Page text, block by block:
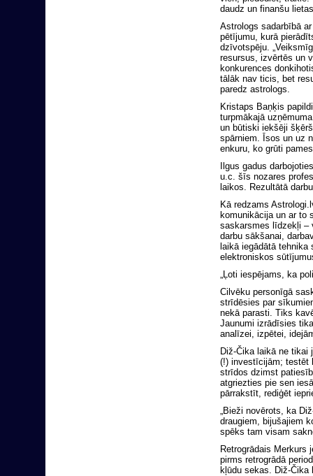
daudz un finanšu
Astrologs sadarbībā
pētījumu, kurā
dzīvotspēju.
resursus, izvērtēs un
konkurences
tālāk nav ticis, bet
paredz astrologs.
Kristaps Baņķis
turpmākajā
un būtiski iekšēji
spārniem. Īsos un uz
enkuru, ko grūti
Ilgus gadus
u.c. šīs nozares
laikos. Rezultātā
Kā redzams
komunikācija un ar to
saskarsmes līdzekļi –
darbu sākšanai,
laikā iegādātā
elektroniskos
„Ļoti iespējams, ka
Cilvēku personīgā
strīdēsies par
nekā parasti. Tiks
Jaunumi izrādīsies
analīzei, izpētei,
Diž-Čika laikā ne tikai
(!) investīcijām; testēt
strīdos dzimst
atgriezties pie sen
pārrakstīt, rediģēt
„Bieži novērots, ka
draugiem, bijušajiem
spēks tam visam
Retrogrādais
pirms retrogrādā
kļūdu sekas. Diž-